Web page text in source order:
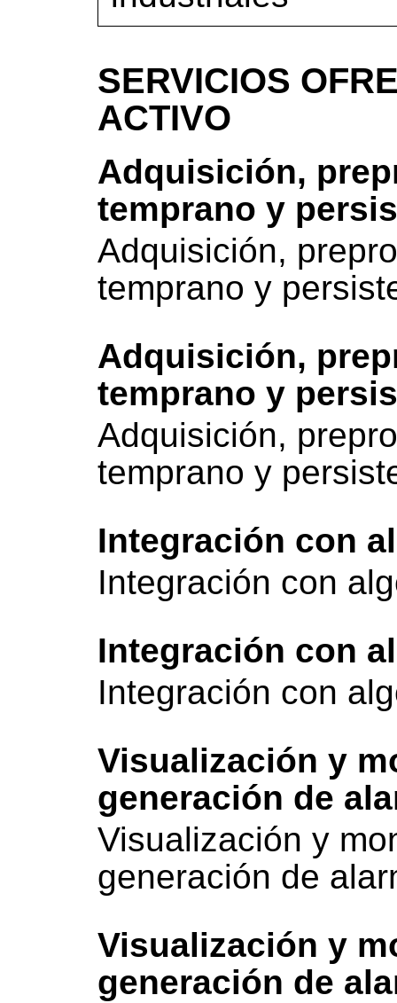
SERVICIOS
ACTIVO
Adquisición,
temprano y
Adquisición,
temprano y
Adquisición,
temprano y
Adquisición,
temprano y
Integración con
Integración con
Integración con
Integración con
Visualización y
generación de
Visualización y
generación de
Visualización y
generación de